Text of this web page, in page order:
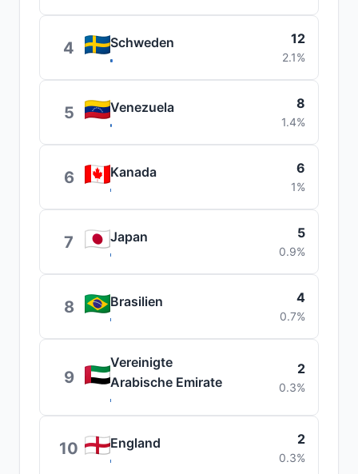
4 Schweden 12
2.1%
5 Venezuela 8
1.4%
6 Kanada 6
1%
7 Japan 5
0.9%
8 Brasilien 4
0.7%
9
Vereinigte
Arabische Emirate
2
0.3%
10 England 2
0.3%